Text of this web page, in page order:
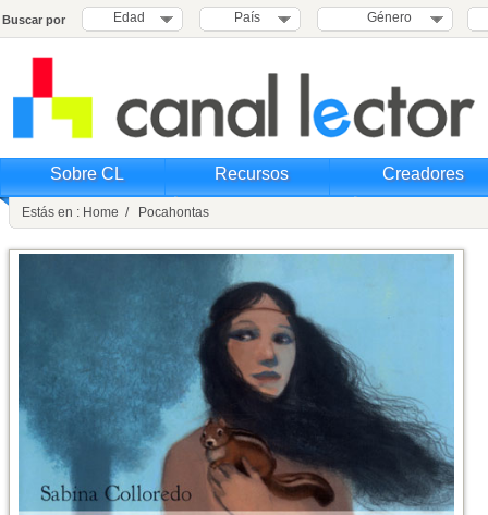
Buscar por Edad País Género
Sobre CL Recursos Creadores
Estás en : Home / Pocahontas